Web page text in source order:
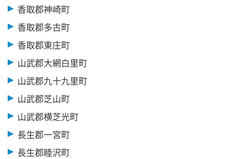
香取郡神崎町
香取郡多古町
香取郡東庄町
山武郡大網白里町
山武郡九十九里町
山武郡芝山町
山武郡横芝光町
長生郡一宮町
長生郡睦沢町